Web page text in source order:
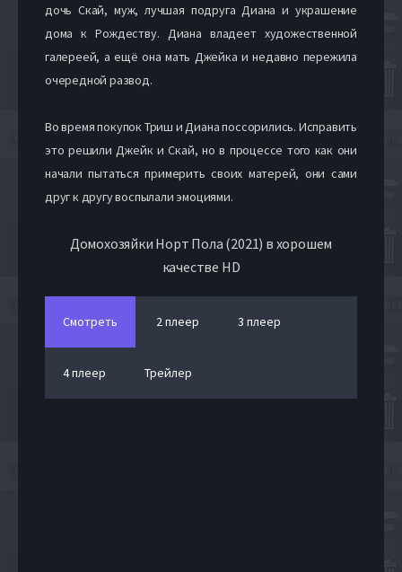
дочь Скай, муж, лучшая подруга Диана и украшение
дома к Рождеству. Диана владеет художественной
галереей, а ещё она мать Джейка и недавно пережила
очередной развод.
Во время покупок Триш и Диана поссорились. Исправить
это решили Джейк и Скай, но в процессе того как они
начали пытаться примерить своих матерей, они сами
друг к другу воспылали эмоциями.
Домохозяйки Норт Пола (2021) в хорошем
качестве HD
Смотреть 2 плеер 3 плеер
4 плеер Трейлер